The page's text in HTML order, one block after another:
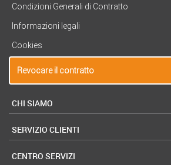
Condizioni Generali di Contratto
Informazioni legali
Cookies
Revocare il contratto
CHI SIAMO
SERVIZIO CLIENTI
CENTRO SERVIZI